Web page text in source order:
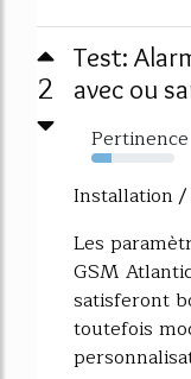
2
Test:
avec ou
Pertinence
24%
Installation /
Les
GSM
satisferont
toutefois